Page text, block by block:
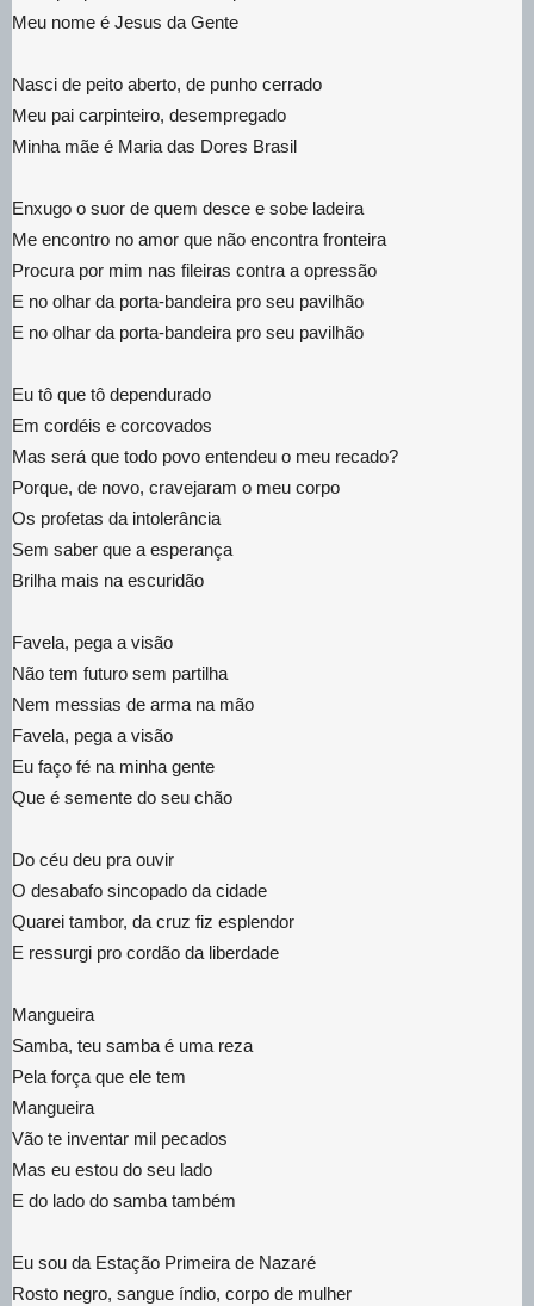
Meu nome é Jesus da Gente
Nasci de peito aberto, de punho cerrado
Meu pai carpinteiro, desempregado
Minha mãe é Maria das Dores Brasil
Enxugo o suor de quem desce e sobe ladeira
Me encontro no amor que não encontra fronteira
Procura por mim nas fileiras contra a opressão
E no olhar da porta-bandeira pro seu pavilhão
E no olhar da porta-bandeira pro seu pavilhão
Eu tô que tô dependurado
Em cordéis e corcovados
Mas será que todo povo entendeu o meu recado?
Porque, de novo, cravejaram o meu corpo
Os profetas da intolerância
Sem saber que a esperança
Brilha mais na escuridão
Favela, pega a visão
Não tem futuro sem partilha
Nem messias de arma na mão
Favela, pega a visão
Eu faço fé na minha gente
Que é semente do seu chão
Do céu deu pra ouvir
O desabafo sincopado da cidade
Quarei tambor, da cruz fiz esplendor
E ressurgi pro cordão da liberdade
Mangueira
Samba, teu samba é uma reza
Pela força que ele tem
Mangueira
Vão te inventar mil pecados
Mas eu estou do seu lado
E do lado do samba também
Eu sou da Estação Primeira de Nazaré
Rosto negro, sangue índio, corpo de mulher